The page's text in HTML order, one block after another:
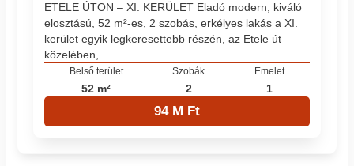
ETELE ÚTON – XI. KERÜLET Eladó modern, kiváló
elosztású, 52 m²-es, 2 szobás, erkélyes lakás a XI.
kerület egyik legkeresettebb részén, az Etele út
közelében, ...
Belső terület
52 m²
Szobák
2
Emelet
1
94 M Ft